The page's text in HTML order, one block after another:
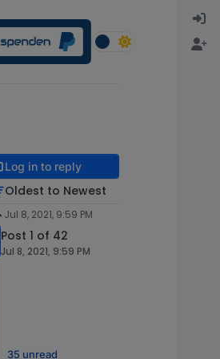
Log in to reply
Oldest to Newest
Jul 8, 2021, 9:59 PM
Post 1 of 42
Jul 8, 2021, 9:59 PM
35 unread